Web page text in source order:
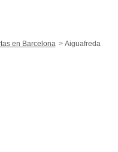
en Barcelona Aiguafreda